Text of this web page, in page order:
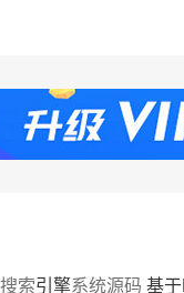
索引擎系统源码 基